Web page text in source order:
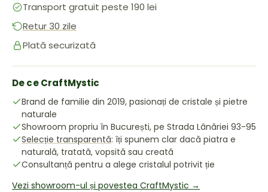
Transport gratuit peste 190 lei
Retur 30 zile
Plată securizată
De ce CraftMystic
Brand de familie din 2019, pasionați de cristale și pietre
naturale
Showroom propriu în București, pe Strada Lânăriei 93-95
Selecție transparentă: îți spunem clar dacă piatra e
naturală, tratată, vopsită sau creată
Consultanță pentru a alege cristalul potrivit ție
Vezi showroom-ul și povestea CraftMystic →